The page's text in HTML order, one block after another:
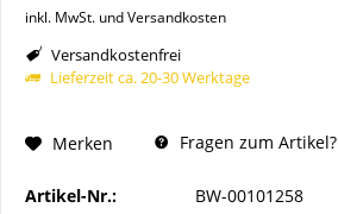
inkl. MwSt. und Versandkosten
Versandkostenfrei
Lieferzeit ca. 20-30 Werktage
Merken Fragen zum Artikel?
Artikel-Nr.: BW-00101258